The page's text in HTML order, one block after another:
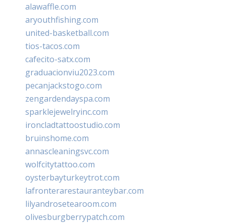
alawaffle.com
aryouthfishing.com
united-basketball.com
tios-tacos.com
cafecito-satx.com
graduacionviu2023.com
pecanjackstogo.com
zengardendayspa.com
sparklejewelryinc.com
ironcladtattoostudio.com
bruinshome.com
annascleaningsvc.com
wolfcitytattoo.com
oysterbayturkeytrot.com
lafronterarestauranteybar.com
lilyandrosetearoom.com
olivesburgberrypatch.com